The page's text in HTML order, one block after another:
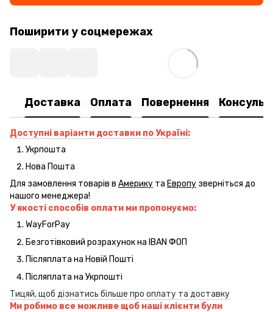
Поширити у соцмережах
Доставка Оплата Повернення
Доступні варіанти доставки по Україні:
Укрпошта
Нова Пошта
Для замовлення товарів в Америку та Европу зверніться до
нашого менеджера!
У якості способів оплати ми пропонуємо:
WayForPay
Безготівковий розрахунок на IBAN ФОП
Післяплата на Новій Пошті
Післяплата на Укрпошті
Тицяй, щоб дізнатись більше про оплату та доставку
Ми робимо все можливе щоб наші клієнти були